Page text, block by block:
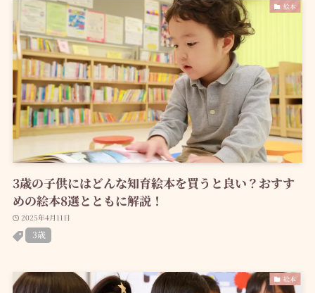
絵本
3歳の子供にはどんな知育絵本を買うと良い？おすす
めの絵本8選とともに解説！
2025年4月11日
3歳
絵本